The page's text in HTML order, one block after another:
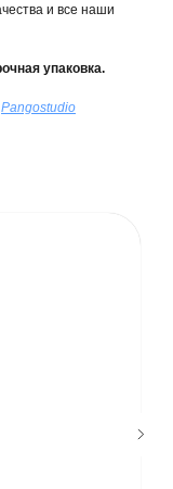
и все наши
упаковка.
Pangostudio